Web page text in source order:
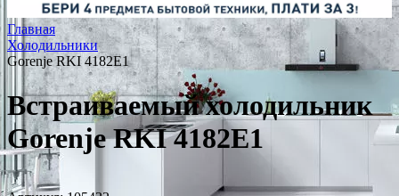
Главная
Холодильники
Gorenje RKI 4182E1
Встраиваемый холодильник
Gorenje RKI 4182E1